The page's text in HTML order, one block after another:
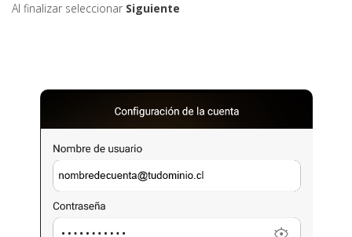
Al finalizar seleccionar Siguiente